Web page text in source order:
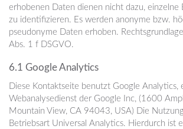
erhobenen Daten dienen nicht dazu, einzelne
zu identifizieren. Es werden anonyme bzw.
pseudonyme Daten erhoben.
Abs. 1 f DSGVO.
6.1 Google Analytics
Diese Kontaktseite benutzt Google Analytics,
Webanalysedienst der Google Inc, (1600
Mountain View, CA 94043, USA) Die
Betriebsart Universal Analytics. Hierdurch ist